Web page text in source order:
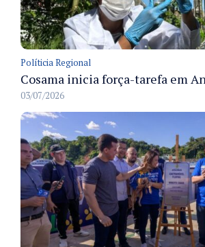
Políticia Regional
03/07/2026